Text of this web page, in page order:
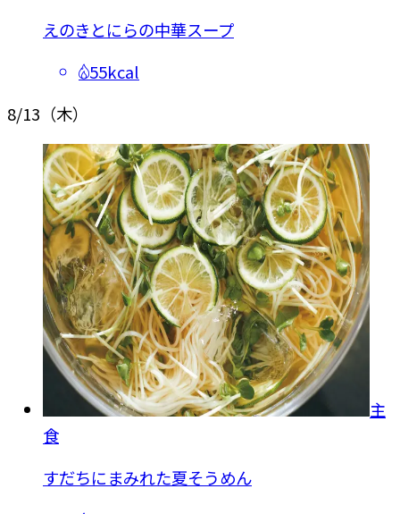
えのきとにらの中華スープ
55kcal
8/13 （木）
主
食
すだちにまみれた夏そうめん